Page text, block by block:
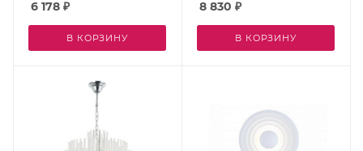
6 178 ₽
В КОРЗИНУ
8 830 ₽
В КОРЗИНУ